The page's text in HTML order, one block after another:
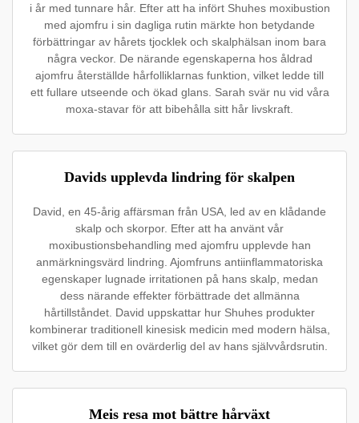
i år med tunnare hår. Efter att ha infört Shuhes moxibustion
med ajomfru i sin dagliga rutin märkte hon betydande
förbättringar av hårets tjocklek och skalphälsan inom bara
några veckor. De närande egenskaperna hos åldrad
ajomfru återställde hårfolliklarnas funktion, vilket ledde till
ett fullare utseende och ökad glans. Sarah svär nu vid våra
moxa-stavar för att bibehålla sitt hår livskraft.
Davids upplevda lindring för skalpen
David, en 45-årig affärsman från USA, led av en klådande
skalp och skorpor. Efter att ha använt vår
moxibustionsbehandling med ajomfru upplevde han
anmärkningsvärd lindring. Ajomfruns antiinflammatoriska
egenskaper lugnade irritationen på hans skalp, medan
dess närande effekter förbättrade det allmänna
hårtillståndet. David uppskattar hur Shuhes produkter
kombinerar traditionell kinesisk medicin med modern hälsa,
vilket gör dem till en ovärderlig del av hans självvårdsrutin.
Meis resa mot bättre hårväxt